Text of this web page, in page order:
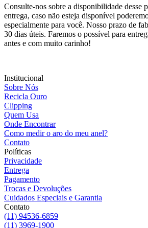
Consulte-nos sobre a disponibilidade desse
entrega, caso não esteja disponível
especialmente para você. Nosso prazo de
30 dias úteis. Faremos o possível para
antes e com muito carinho!
Institucional
Sobre Nós
Recicla Ouro
Clipping
Quem Usa
Onde Encontrar
Como medir o aro do meu anel?
Contato
Políticas
Privacidade
Entrega
Pagamento
Trocas e Devoluções
Cuidados Especiais e Garantia
Contato
(11) 94536-6859
(11) 3969-1900